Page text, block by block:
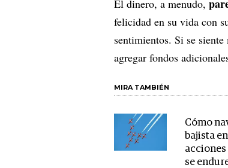
El dinero, a menudo,
felicidad en su vida con
sentimientos. Si se
agregar fondos
MIRA TAMBIÉN
Cómo
bajista
acciones
se